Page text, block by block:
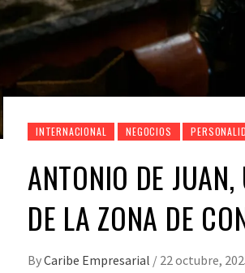
INTERNACIONAL NEGOCIOS
ANTONIO DE
DE LA ZONA DE
ByCaribe Empresarial / 22 octubre,